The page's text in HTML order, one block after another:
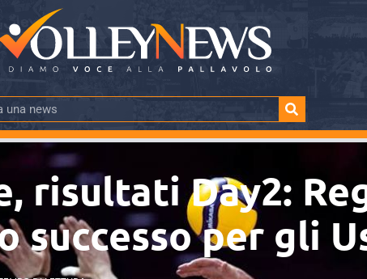
risultati Day2:
successo per gli